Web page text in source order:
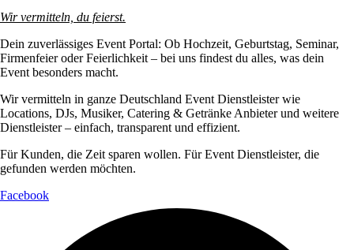
Wir vermitteln, du feierst.
Dein zuverlässiges Event Portal: Ob Hochzeit, Geburtstag, Seminar,
Firmenfeier oder Feierlichkeit – bei uns findest du alles, was dein
Event besonders macht.
Wir vermitteln in ganze Deutschland Event Dienstleister wie
Locations, DJs, Musiker, Catering & Getränke Anbieter und weitere
Dienstleister – einfach, transparent und effizient.
Für Kunden, die Zeit sparen wollen. Für Event Dienstleister, die
gefunden werden möchten.
Facebook